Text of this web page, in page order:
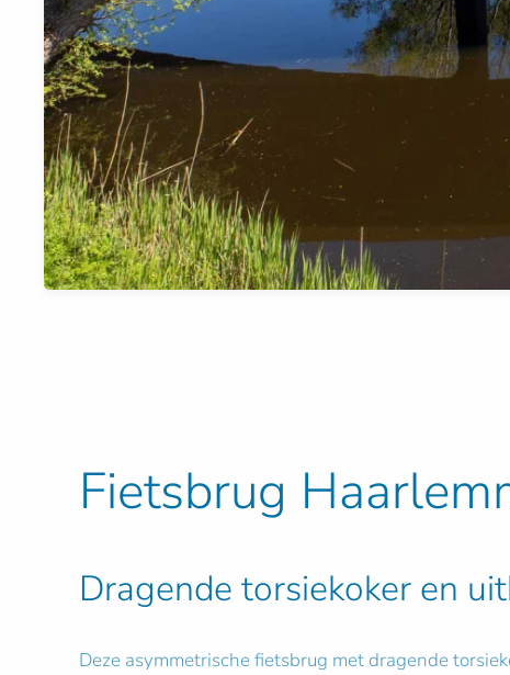
Fietsbrug
Dragende torsiekoker en
Deze asymmetrische fietsbrug met dragende